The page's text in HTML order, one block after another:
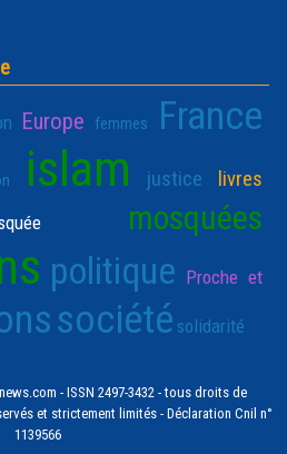
Europe femmes France
islam justice livres
mosquées
politique Proche et
société solidarité
- ISSN 2497-3432 - tous droits de
et strictement limités - Déclaration Cnil n°
1139566